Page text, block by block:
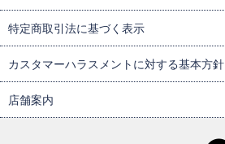
特定商取引法に基づく表示
カスタマーハラスメントに対する基本方針
店舗案内